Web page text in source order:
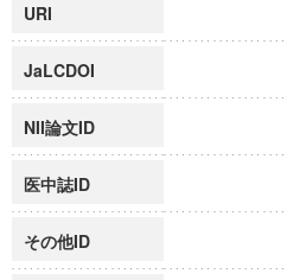
URI
JaLCDOI
NII論文ID
医中誌ID
その他ID